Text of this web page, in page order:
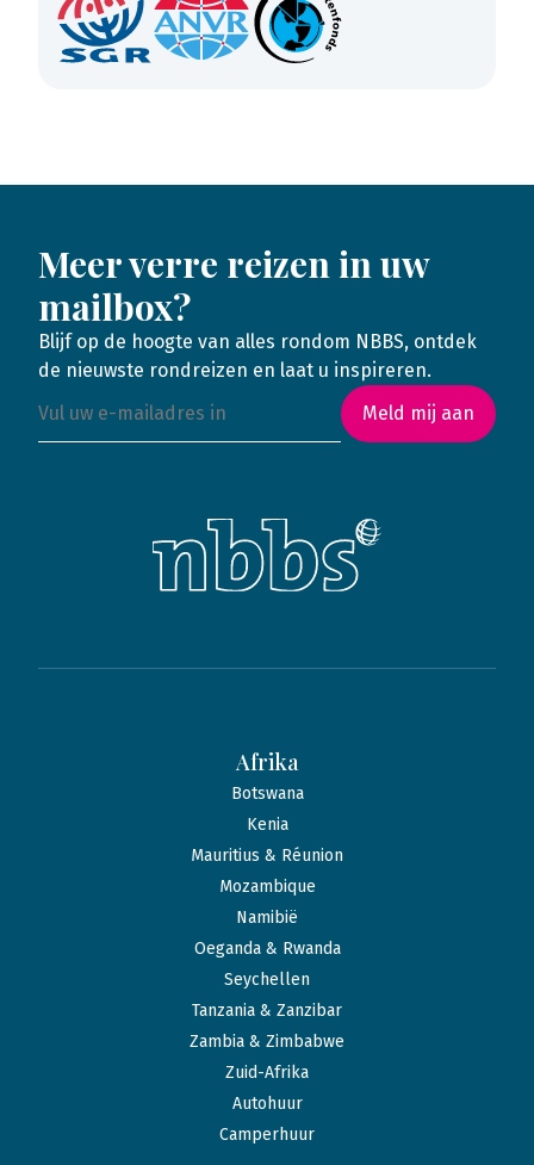
Meer verre reizen in uw
mailbox?
Blijf op de hoogte van alles rondom NBBS, ontdek
de nieuwste rondreizen en laat u inspireren.
Meld mij aan
Afrika
Botswana
Kenia
Mauritius & Réunion
Mozambique
Namibië
Oeganda & Rwanda
Seychellen
Tanzania & Zanzibar
Zambia & Zimbabwe
Zuid-Afrika
Autohuur
Camperhuur